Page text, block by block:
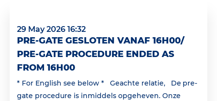
29 May 2026 16:32
PRE-GATE GESLOTEN VANAF 16H00/
PRE-GATE PROCEDURE ENDED AS
FROM 16H00
* For English see below * Geachte relatie, De pre-
gate procedure is inmiddels opgeheven. Onze